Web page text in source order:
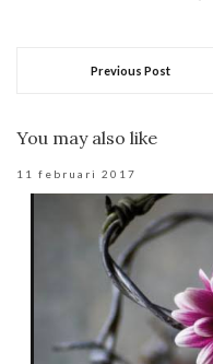
Previous Post
You may also like
11 februari 2017